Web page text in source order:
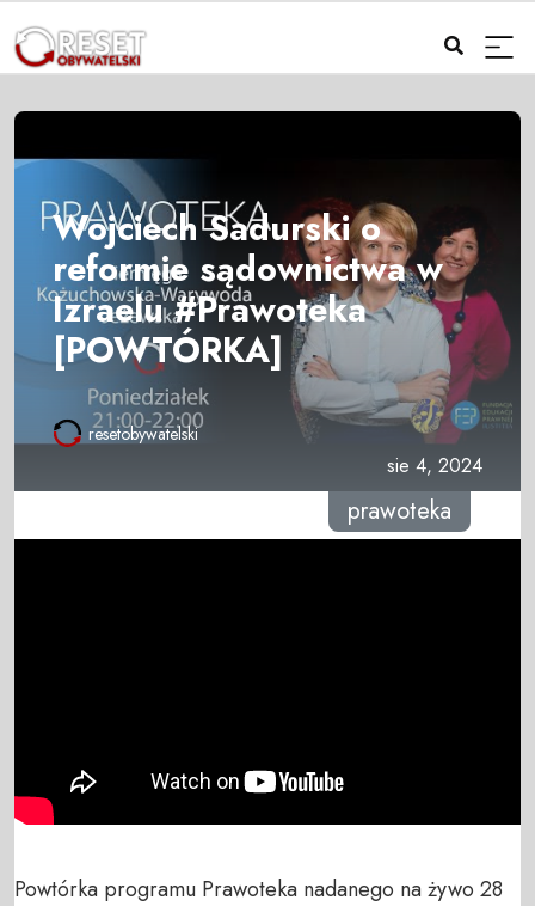
Wojciech Sadurski o
reformie sądownictwa w
Izraelu #Prawoteka
[POWTÓRKA]
resetobywatelski
sie 4, 2024
prawoteka
Powtórka programu Prawoteka nadanego na żywo 28